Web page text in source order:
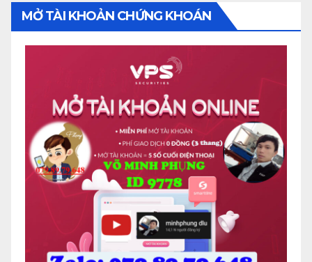
MỞ TÀI KHOẢN CHỨNG KHOÁN